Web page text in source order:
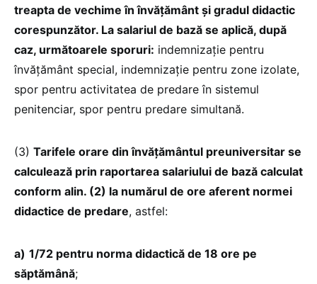
treapta de vechime în învățământ și gradul didactic
corespunzător. La salariul de bază se aplică, după
caz, următoarele sporuri: indemnizație pentru
învățământ special, indemnizație pentru zone izolate,
spor pentru activitatea de predare în sistemul
penitenciar, spor pentru predare simultană.
(3) Tarifele orare din învățământul preuniversitar se
calculează prin raportarea salariului de bază calculat
conform alin. (2) la numărul de ore aferent normei
didactice de predare, astfel:
a) 1/72 pentru norma didactică de 18 ore pe
săptămână;